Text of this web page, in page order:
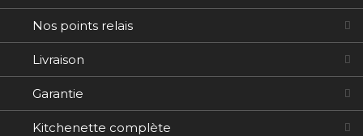
Nos points relais
Livraison
Garantie
Kitchenette complète